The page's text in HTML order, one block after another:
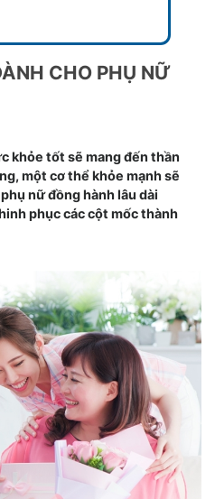
CHO PHỤ NỮ
khỏe tốt sẽ mang đến thần
một cơ thể khỏe mạnh sẽ
nữ đồng hành lâu dài
phục các cột mốc thành